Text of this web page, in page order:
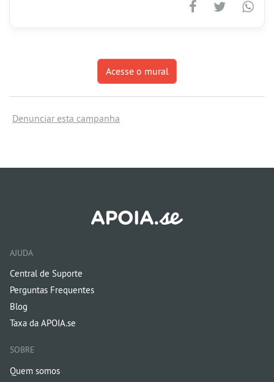
Acesse o mural
Denunciar esta campanha
AJUDA
Central de Suporte
Perguntas Frequentes
Blog
Taxa da APOIA.se
SOBRE
Quem somos